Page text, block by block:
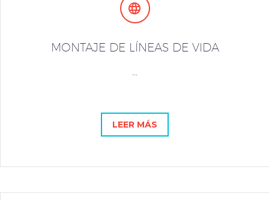


MONTAJE DE LÍNEAS DE VIDA
...
LEER MÁS